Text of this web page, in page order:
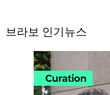
브라보 인기뉴스